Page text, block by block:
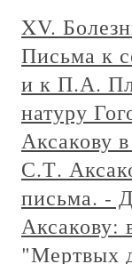
XV.
Письма к
и к П.А.
натуру
Аксакову
С.Т.
письма. -
Аксакову:
"Мертвых